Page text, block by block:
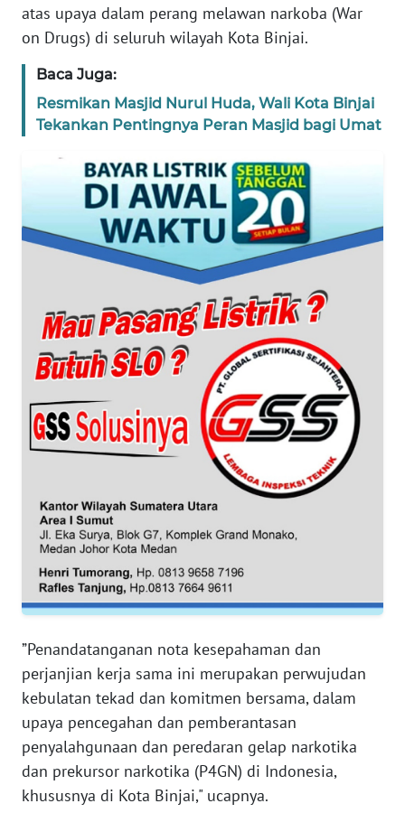
atas upaya dalam perang melawan narkoba (War
on Drugs) di seluruh wilayah Kota Binjai.
Baca Juga:
Resmikan Masjid Nurul Huda, Wali Kota Binjai
Tekankan Pentingnya Peran Masjid bagi Umat
”Penandatanganan nota kesepahaman dan
perjanjian kerja sama ini merupakan perwujudan
kebulatan tekad dan komitmen bersama, dalam
upaya pencegahan dan pemberantasan
penyalahgunaan dan peredaran gelap narkotika
dan prekursor narkotika (P4GN) di Indonesia,
khususnya di Kota Binjai," ucapnya.
WN
WN
BANTEN
WN
KEPRI
PAPUA
WN
BARAT
WN
SERAMBI
WN
JAMBI
WN
SULTRA
WN
NTB
WN